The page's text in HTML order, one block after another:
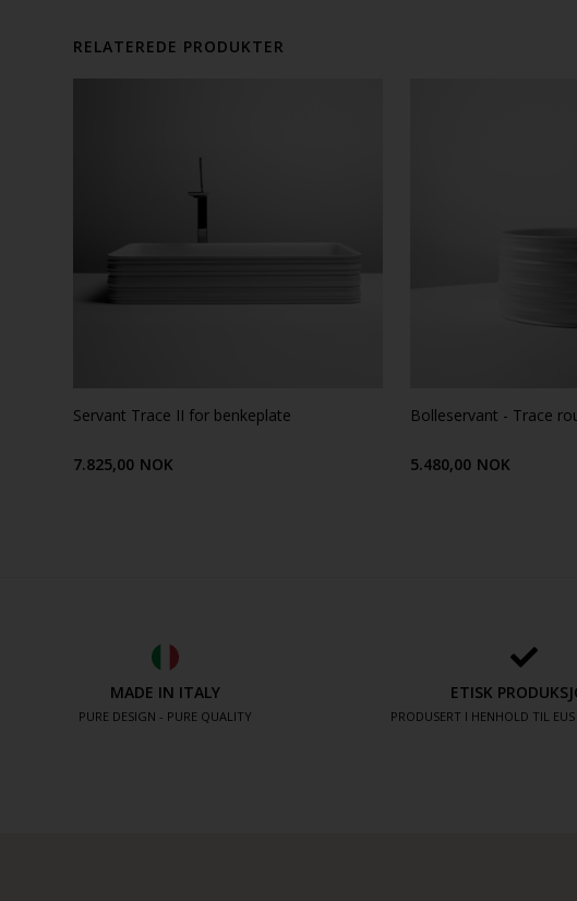
RELATEREDE PRODUKTER
Servant Trace II for benkeplate
7.825,00 NOK
Bolleservant - Trace
5.480,00 NOK
MADE IN ITALY
PURE DESIGN - PURE QUALITY
ETISK
PRODUSERT I HENHOLD TIL